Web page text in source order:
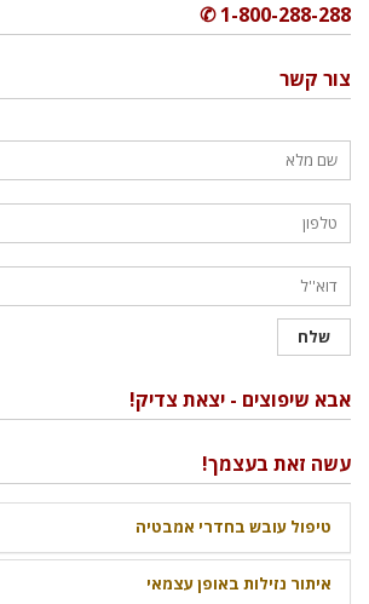
1-800-288-288 ✆
צור קשר
אבא שיפוצים - יצאת צדיק!
עשה זאת בעצמך!
טיפול עובש בחדרי אמבטיה
איתור נזילות באופן עצמאי